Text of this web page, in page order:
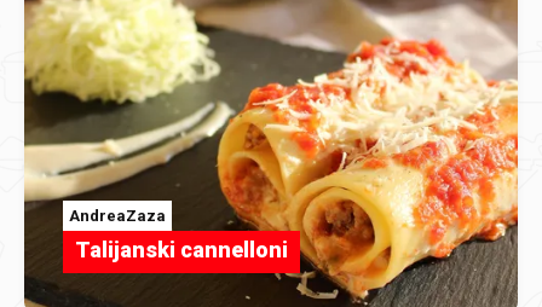
AndreaZaza
Talijanski cannelloni